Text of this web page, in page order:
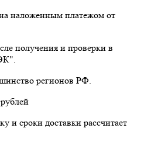
наложенным платежом от
получения и проверки в
регионов РФ.
и сроки доставки рассчитает